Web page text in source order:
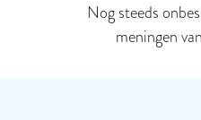
Nog steeds
meningen